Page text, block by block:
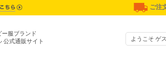
ご注
服ブランド
公式通販サイト
ようこそ ゲ